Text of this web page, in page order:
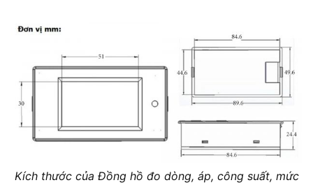
Kích thước của Đồng hồ đo dòng, áp, công suất, mức